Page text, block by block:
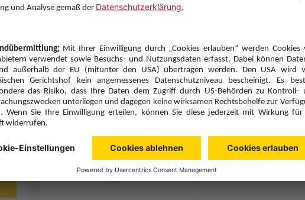
Cove Villas (VG2)
Frühstück (F)
Zimmer & Verpflegung anpassen
MUC
Mi., 7.10.26
10:00